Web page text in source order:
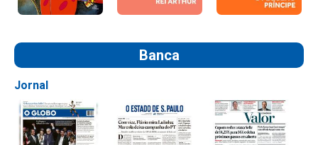
Banca
Jornal